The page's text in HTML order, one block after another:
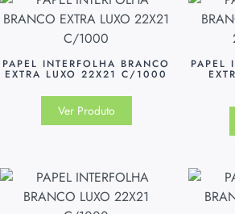
PAPEL INTERFOLHA BRANCO
EXTRA LUXO 22X21 C/1000
Ver Produto
PAPEL